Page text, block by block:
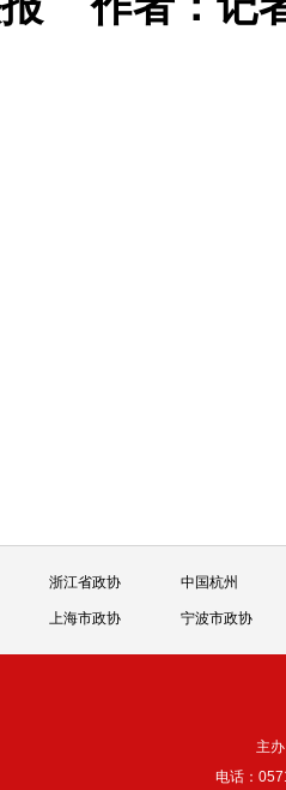
浙江省政协 中国杭州
上海市政协 宁波市政协
主
电话：